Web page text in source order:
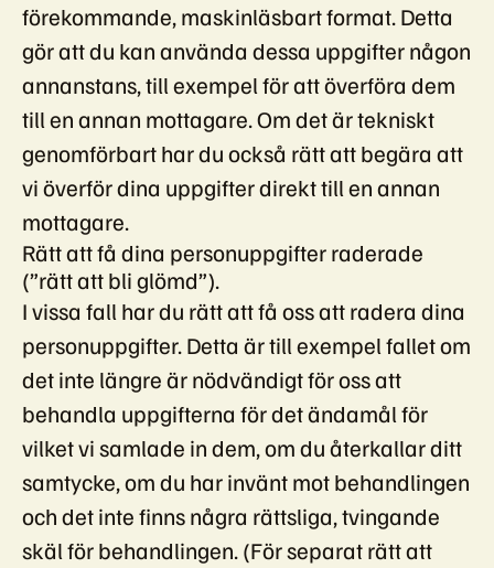
förekommande, maskinläsbart format. Detta
gör att du kan använda dessa uppgifter någon
annanstans, till exempel för att överföra dem
till en annan mottagare. Om det är tekniskt
genomförbart har du också rätt att begära att
vi överför dina uppgifter direkt till en annan
mottagare.
Rätt att få dina personuppgifter raderade
(”rätt att bli glömd”).
I vissa fall har du rätt att få oss att radera dina
personuppgifter. Detta är till exempel fallet om
det inte längre är nödvändigt för oss att
behandla uppgifterna för det ändamål för
vilket vi samlade in dem, om du återkallar ditt
samtycke, om du har invänt mot behandlingen
och det inte finns några rättsliga, tvingande
skäl för behandlingen. (För separat rätt att